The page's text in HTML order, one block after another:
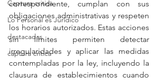
Captura critica
Lo Personal es Jurídico
destacadas
captura critica
correspondiente, cumplan con sus
obligaciones administrativas y respeten
los horarios autorizados. Estas acciones
sin límites permiten detectar
irregularidades y aplicar las medidas
contempladas por la ley, incluyendo la
clausura de establecimientos cuando